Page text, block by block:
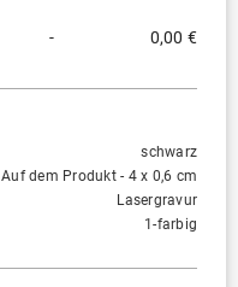
- 0,00 €
schwarz
Auf dem Produkt - 4 x 0,6 cm
Lasergravur
1-farbig